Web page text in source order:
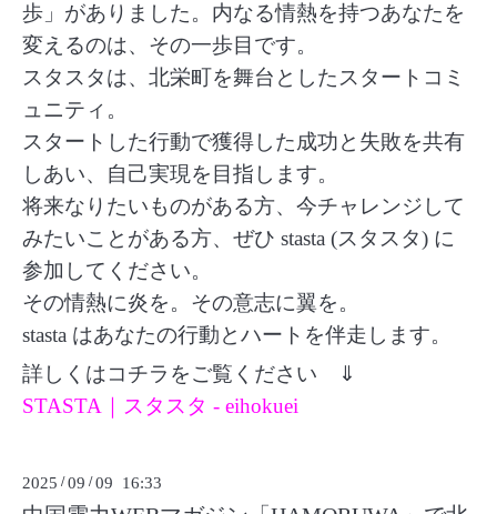
歩」がありました。内なる情熱を持つあなたを
変えるのは、その一歩目です。
スタスタは、北栄町を舞台としたスタートコミ
ュニティ。
スタートした行動で獲得した成功と失敗を共有
しあい、自己実現を目指します。
将来なりたいものがある方、今チャレンジして
みたいことがある方、ぜひ stasta (スタスタ) に
参加してください。
その情熱に炎を。その意志に翼を。
stasta はあなたの行動とハートを伴走します。
詳しくはコチラをご覧ください ⇓
STASTA｜スタスタ - eihokuei
2025 /09 /09 16:33